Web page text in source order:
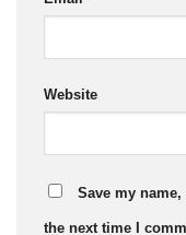
Website
Save my
the next time I